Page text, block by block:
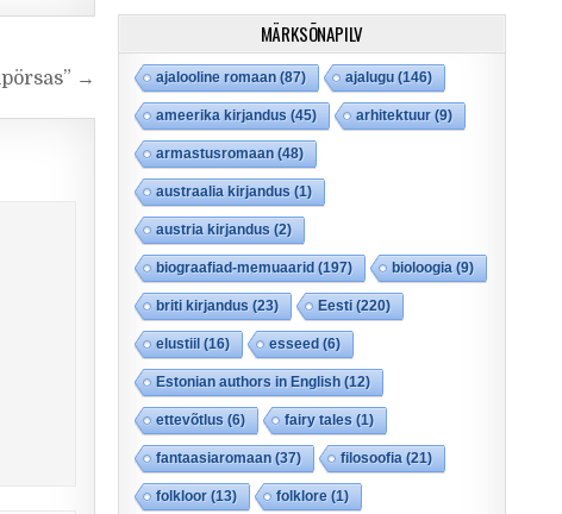
→
MÄRKSÕNAPILV
ajalooline romaan(87) ajalugu(146)
ameerika kirjandus(45) arhitektuur(9)
armastusromaan(48)
austraalia kirjandus(1)
austria kirjandus(2)
biograafiad-memuaarid(197) bioloogia (9)
briti kirjandus(23) Eesti(220)
elustiil(16) esseed(6)
Estonian authors in English(12)
ettevõtlus(6) fairy tales(1)
fantaasiaromaan(37) filosoofia (21)
folkloor(13) folklore(1)